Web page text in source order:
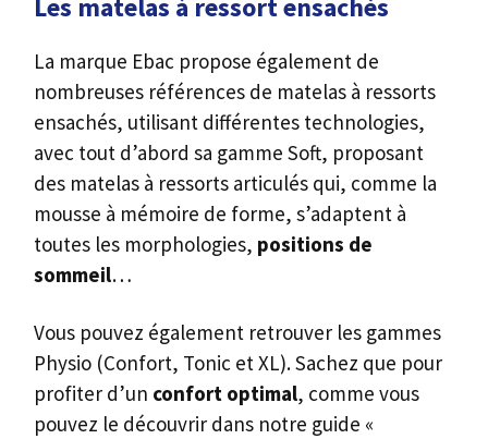
Les matelas à ressort ensachés
La marque Ebac propose également de
nombreuses références de matelas à ressorts
ensachés, utilisant différentes technologies,
avec tout d’abord sa gamme Soft, proposant
des matelas à ressorts articulés qui, comme la
mousse à mémoire de forme, s’adaptent à
toutes les morphologies, positions de
sommeil…
Vous pouvez également retrouver les gammes
Physio (Confort, Tonic et XL). Sachez que pour
profiter d’un confort optimal, comme vous
pouvez le découvrir dans notre guide «